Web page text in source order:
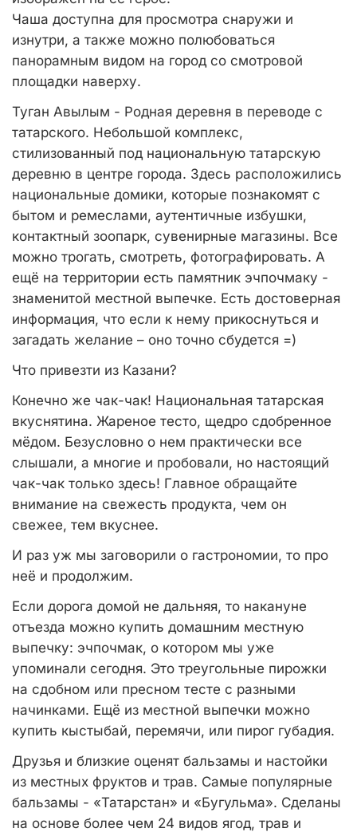
Чаша доступна для просмотра снаружи и
изнутри, а также можно полюбоваться
панорамным видом на город со смотровой
площадки наверху.
Туган Авылым - Родная деревня в переводе с
татарского. Небольшой комплекс,
стилизованный под национальную татарскую
деревню в центре города. Здесь расположились
национальные домики, которые познакомят с
бытом и ремеслами, аутентичные избушки,
контактный зоопарк, сувенирные магазины. Все
можно трогать, смотреть, фотографировать. А
ещё на территории есть памятник эчпочмаку -
знаменитой местной выпечке. Есть достоверная
информация, что если к нему прикоснуться и
загадать желание – оно точно сбудется =)
Что привезти из Казани?
Конечно же чак-чак! Национальная татарская
вкуснятина. Жареное тесто, щедро сдобренное
мёдом. Безусловно о нем практически все
слышали, а многие и пробовали, но настоящий
чак-чак только здесь! Главное обращайте
внимание на свежесть продукта, чем он
свежее, тем вкуснее.
И раз уж мы заговорили о гастрономии, то про
неё и продолжим.
Если дорога домой не дальняя, то накануне
отъезда можно купить домашним местную
выпечку: эчпочмак, о котором мы уже
упоминали сегодня. Это треугольные пирожки
на сдобном или пресном тесте с разными
начинками. Ещё из местной выпечки можно
купить кыстыбай, перемячи, или пирог губадия.
Друзья и близкие оценят бальзамы и настойки
из местных фруктов и трав. Самые популярные
бальзамы - «Татарстан» и «Бугульма». Сделаны
на основе более чем 24 видов ягод, трав и